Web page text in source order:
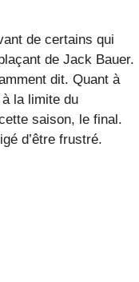
de certains qui
de Jack Bauer.
dit. Quant à
la limite du
saison, le final.
d’être frustré.